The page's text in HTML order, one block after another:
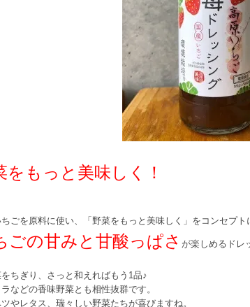
をもっと美味しく！
ちごを原料に使い、「野菜をもっと美味しく」をコンセプト
ごの甘みと甘酸っぱさ が楽しめるドレ
ちぎり、さっと和えればもう1品♪
などの香味野菜とも相性抜群です。
やレタス、瑞々しい野菜たちが喜びますね。